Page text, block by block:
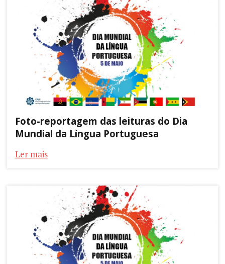
Foto-reportagem das leituras do Dia
Mundial da Língua Portuguesa
Ler mais